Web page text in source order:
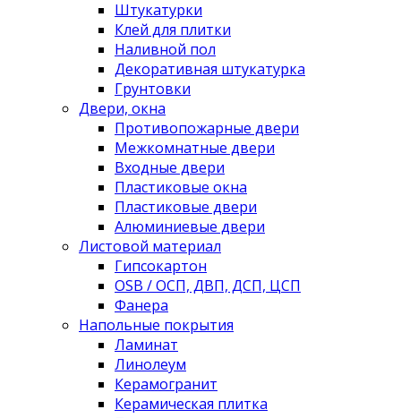
Штукатурки
Клей для плитки
Наливной пол
Декоративная штукатурка
Грунтовки
Двери, окна
Противопожарные двери
Межкомнатные двери
Входные двери
Пластиковые окна
Пластиковые двери
Алюминиевые двери
Листовой материал
Гипсокартон
OSB / ОСП, ДВП, ДСП, ЦСП
Фанера
Напольные покрытия
Ламинат
Линолеум
Керамогранит
Керамическая плитка